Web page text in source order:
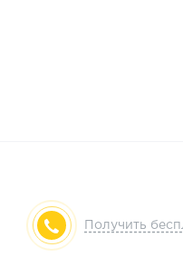
Получить